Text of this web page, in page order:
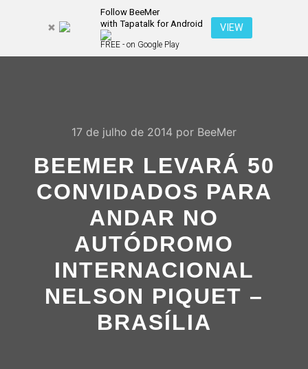
Follow BeeMer
with Tapatalk for Android
FREE - on Google Play
VIEW
17 de julho de 2014 por BeeMer
BEEMER LEVARÁ 50
CONVIDADOS PARA
ANDAR NO
AUTÓDROMO
INTERNACIONAL
NELSON PIQUET –
BRASÍLIA